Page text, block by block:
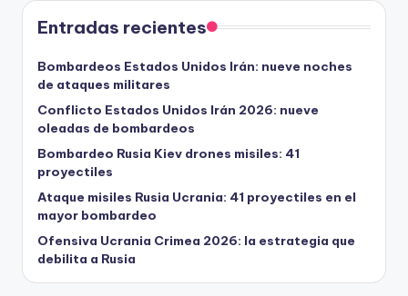
Entradas recientes
Bombardeos Estados Unidos Irán: nueve noches
de ataques militares
Conflicto Estados Unidos Irán 2026: nueve
oleadas de bombardeos
Bombardeo Rusia Kiev drones misiles: 41
proyectiles
Ataque misiles Rusia Ucrania: 41 proyectiles en el
mayor bombardeo
Ofensiva Ucrania Crimea 2026: la estrategia que
debilita a Rusia